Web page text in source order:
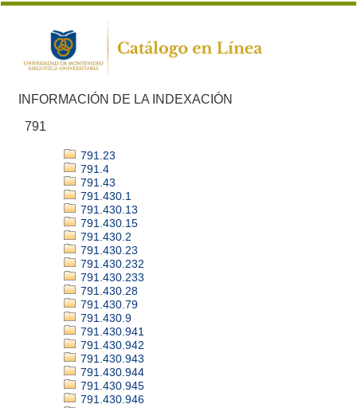
INFORMACIÓN DE LA INDEXACIÓN
791
791.23
791.4
791.43
791.430.1
791.430.13
791.430.15
791.430.2
791.430.23
791.430.232
791.430.233
791.430.28
791.430.79
791.430.9
791.430.941
791.430.942
791.430.943
791.430.944
791.430.945
791.430.946